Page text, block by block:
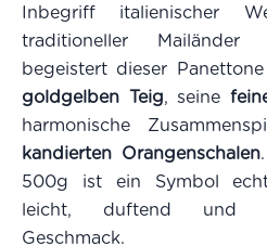
Inbegriff italienischer
traditioneller Mailänder
begeistert dieser
goldgelben Teig, seine
harmonische
kandierten Orangenschalen
500g ist ein Symbol
leicht, duftend und
Geschmack.